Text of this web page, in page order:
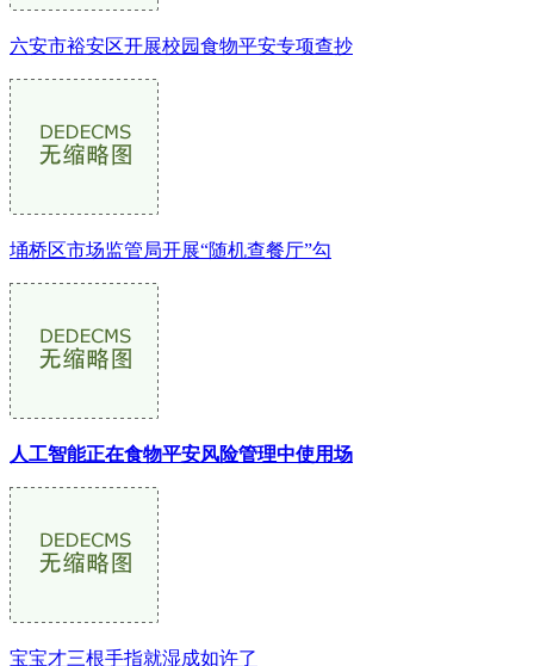
六安市裕安区开展校园食物平安专项查抄
埇桥区市场监管局开展“随机查餐厅”勾
人工智能正在食物平安风险管理中使用场
宝宝才三根手指就湿成如许了